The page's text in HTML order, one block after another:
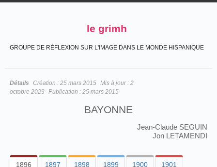
le grimh
GROUPE DE RÉFLEXION SUR L'IMAGE DANS LE MONDE HISPANIQUE
Détails Création : 25 mars 2015 Mis à jour : 2
octobre 2023 Publication : 25 mars 2015
BAYONNE
Jean-Claude SEGUIN
Jon LETAMENDI
1896 1897 1898 1899 1900 1901